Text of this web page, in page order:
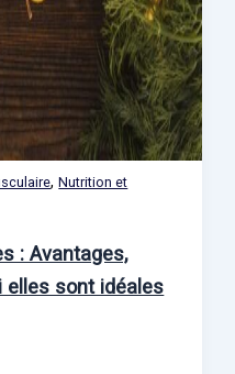
,Nutrition et
: Avantages,
elles sont idéales